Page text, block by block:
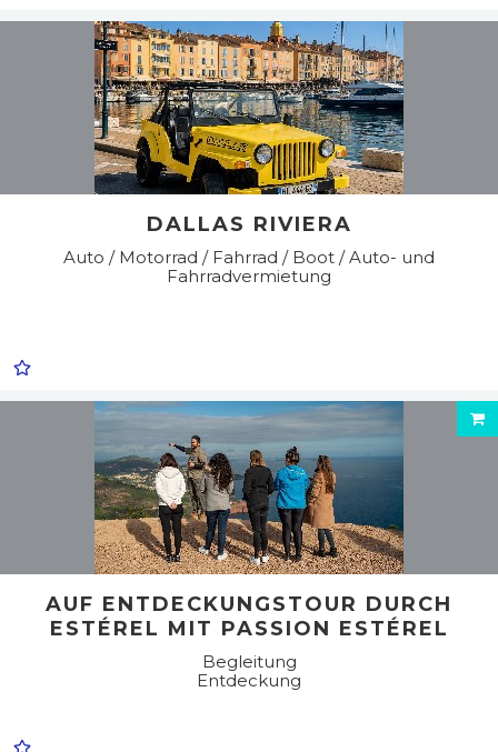
DALLAS RIVIERA
Auto / Motorrad / Fahrrad / Boot / Auto- und
Fahrradvermietung
AUF ENTDECKUNGSTOUR DURCH
ESTÉREL MIT PASSION ESTÉREL
Begleitung
Entdeckung